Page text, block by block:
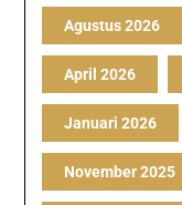
Agustus 2026
April 2026
Januari 2026
November 2025